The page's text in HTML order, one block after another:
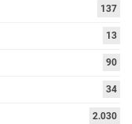
137
13
90
34
2.030